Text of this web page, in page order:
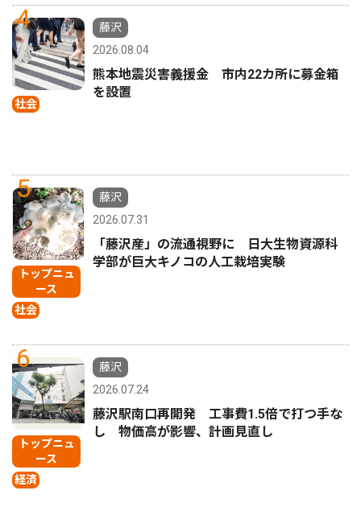
4
社会
藤沢
2026.08.04
熊本地震災害義援金 市内22カ所に募金箱
を設置
5
トップニュ
ース
社会
藤沢
2026.07.31
「藤沢産」の流通視野に 日大生物資源科
学部が巨大キノコの人工栽培実験
6
トップニュ
ース
経済
藤沢
2026.07.24
藤沢駅南口再開発 工事費1.5倍で打つ手な
し 物価高が影響、計画見直し